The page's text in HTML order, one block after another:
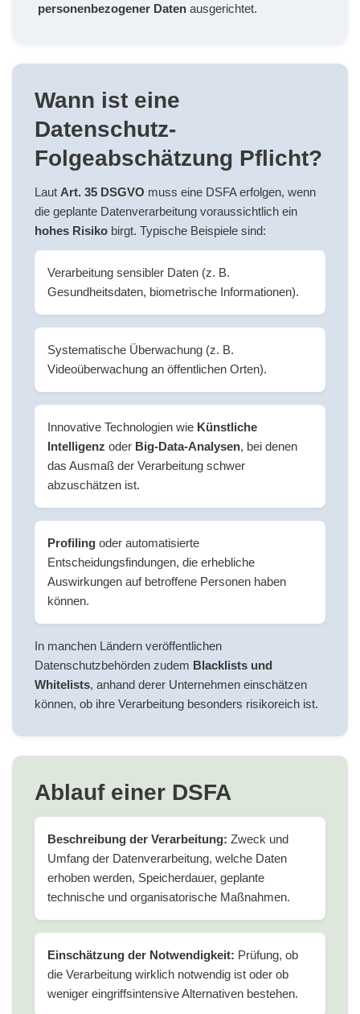
personenbezogener Daten ausgerichtet.
Wann ist eine
Datenschutz-
Folgeabschätzung Pflicht?
Laut Art. 35 DSGVO muss eine DSFA erfolgen, wenn
die geplante Datenverarbeitung voraussichtlich ein
hohes Risiko birgt. Typische Beispiele sind:
Verarbeitung sensibler Daten (z. B.
Gesundheitsdaten, biometrische Informationen).
Systematische Überwachung (z. B.
Videoüberwachung an öffentlichen Orten).
Innovative Technologien wie Künstliche
Intelligenz oder Big-Data-Analysen, bei denen
das Ausmaß der Verarbeitung schwer
abzuschätzen ist.
Profiling oder automatisierte
Entscheidungsfindungen, die erhebliche
Auswirkungen auf betroffene Personen haben
können.
In manchen Ländern veröffentlichen
Datenschutzbehörden zudem Blacklists und
Whitelists, anhand derer Unternehmen einschätzen
können, ob ihre Verarbeitung besonders risikoreich ist.
Ablauf einer DSFA
Beschreibung der Verarbeitung: Zweck und
Umfang der Datenverarbeitung, welche Daten
erhoben werden, Speicherdauer, geplante
technische und organisatorische Maßnahmen.
Einschätzung der Notwendigkeit: Prüfung, ob
die Verarbeitung wirklich notwendig ist oder ob
weniger eingriffsintensive Alternativen bestehen.